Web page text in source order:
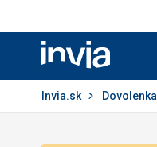
Invia.sk
Invia.sk Dovolenka